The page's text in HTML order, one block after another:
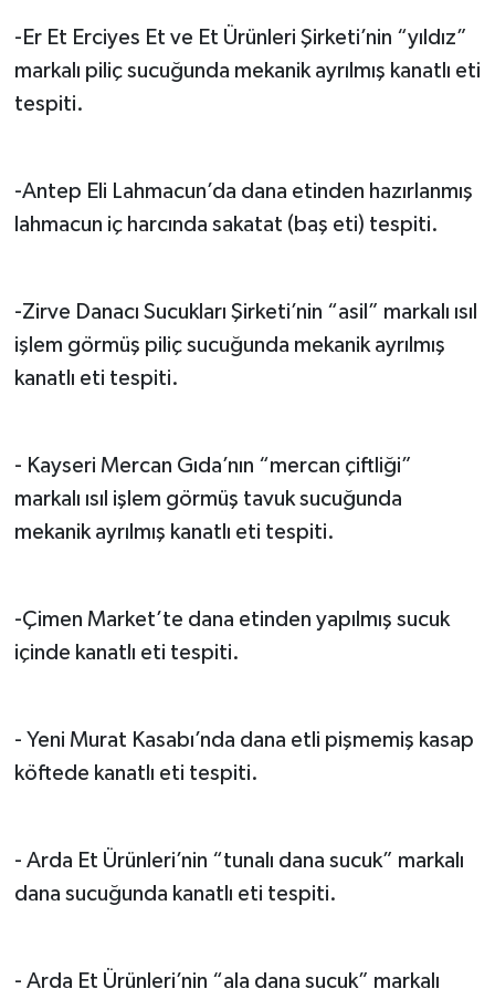
-Er Et Erciyes Et ve Et Ürünleri Şirketi’nin “yıldız”
markalı piliç sucuğunda mekanik ayrılmış kanatlı eti
tespiti.
-Antep Eli Lahmacun’da dana etinden hazırlanmış
lahmacun iç harcında sakatat (baş eti) tespiti.
-Zirve Danacı Sucukları Şirketi’nin “asil” markalı ısıl
işlem görmüş piliç sucuğunda mekanik ayrılmış
kanatlı eti tespiti.
- Kayseri Mercan Gıda’nın “mercan çiftliği”
markalı ısıl işlem görmüş tavuk sucuğunda
mekanik ayrılmış kanatlı eti tespiti.
-Çimen Market’te dana etinden yapılmış sucuk
içinde kanatlı eti tespiti.
- Yeni Murat Kasabı’nda dana etli pişmemiş kasap
köftede kanatlı eti tespiti.
- Arda Et Ürünleri’nin “tunalı dana sucuk” markalı
dana sucuğunda kanatlı eti tespiti.
- Arda Et Ürünleri’nin “ala dana sucuk” markalı